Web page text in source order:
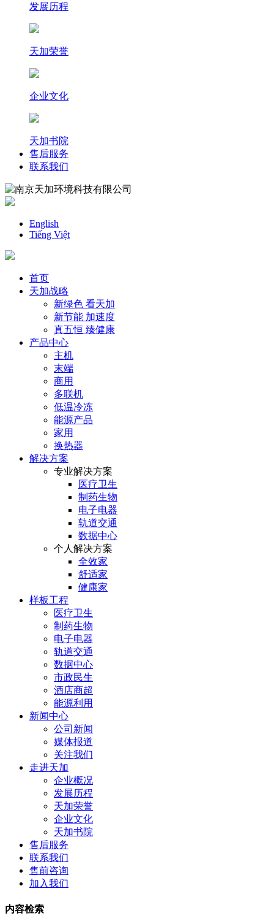
发展历程
天加荣誉
企业文化
天加书院
售后服务
联系我们
English
Tiếng Việt
首页
天加战略
新绿色 看天加
新节能 加速度
真五恒 臻健康
产品中心
主机
末端
商用
多联机
低温冷冻
能源产品
家用
换热器
解决方案
专业解决方案
医疗卫生
制药生物
电子电器
轨道交通
数据中心
个人解决方案
全效家
舒适家
健康家
样板工程
医疗卫生
制药生物
电子电器
轨道交通
数据中心
市政民生
酒店商超
能源利用
新闻中心
公司新闻
媒体报道
关注我们
走进天加
企业概况
发展历程
天加荣誉
企业文化
天加书院
售后服务
联系我们
售前咨询
加入我们
内容检索